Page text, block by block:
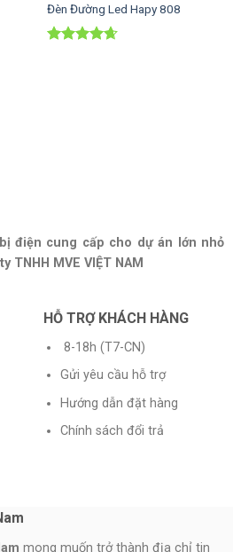
Đèn Đường Led Hapy 808
điện cung cấp cho dự án lớn nhỏ
TNHH MVE VIỆT NAM
HỖ TRỢ KHÁCH HÀNG
8-18h (T7-CN)
Gửi yêu cầu hỗ trợ
Hướng dẫn đặt hàng
Chính sách đổi trả
mong muốn trở thành địa chỉ tin